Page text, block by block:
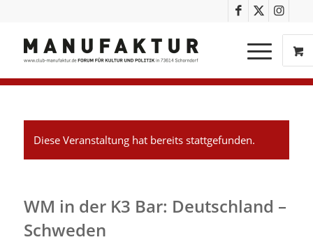
Diese Veranstaltung hat bereits stattgefunden.
WM in der K3 Bar: Deutschland –
Schweden